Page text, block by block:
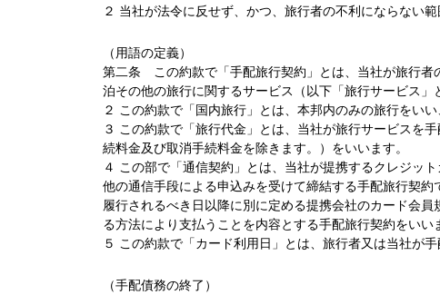
２ 当社が法令に反せず、かつ、旅行者の不利にならない
（用語の定義）
第二条 この約款で「手配旅行契約」とは、当社が旅行者
泊その他の旅行に関するサービス（以下「旅行サービス
２ この約款で「国内旅行」とは、本邦内のみの旅行をい
３ この約款で「旅行代金」とは、当社が旅行サービスを
続料金及び取消手続料金を除きます。）をいいます。
４ この部で「通信契約」とは、当社が提携するクレジッ
他の通信手段による申込みを受けて締結する手配旅行契
履行されるべき日以降に別に定める提携会社のカード会
る方法により支払うことを内容とする手配旅行契約をいい
５ この約款で「カード利用日」とは、旅行者又は当社が
（手配債務の終了）